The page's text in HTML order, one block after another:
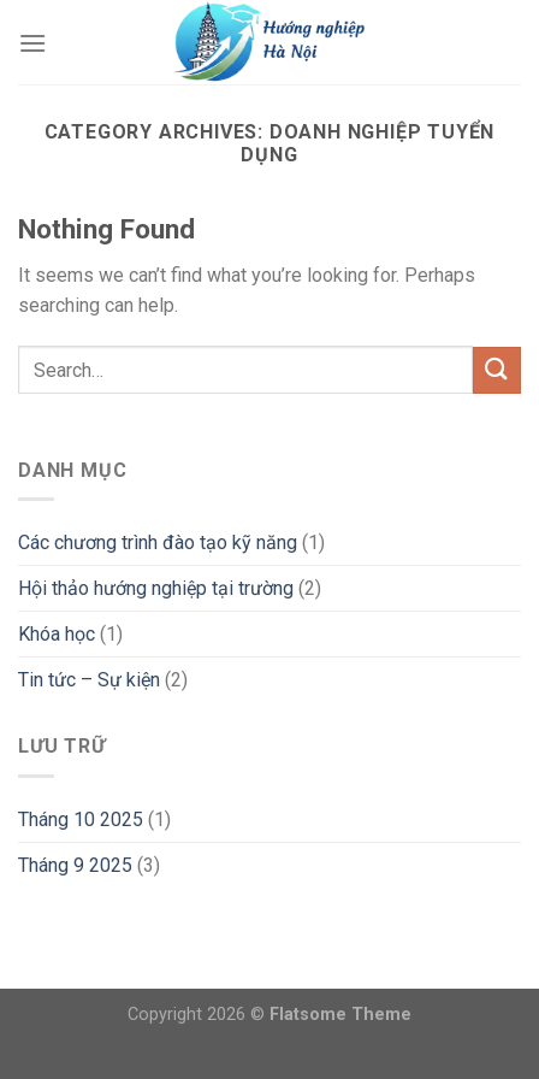
CATEGORY ARCHIVES: DOANH NGHIỆP TUYỂN
DỤNG
Nothing Found
It seems we can’t find what you’re looking for. Perhaps
searching can help.
DANH MỤC
Các chương trình đào tạo kỹ năng (1)
Hội thảo hướng nghiệp tại trường (2)
Khóa học (1)
Tin tức – Sự kiện (2)
LƯU TRỮ
Tháng 10 2025 (1)
Tháng 9 2025 (3)
Copyright 2026 © Flatsome Theme